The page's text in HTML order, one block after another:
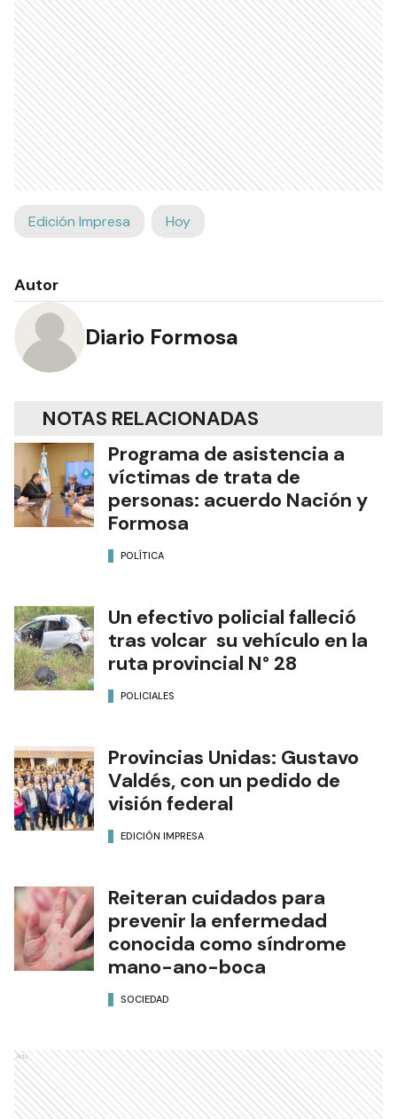
Edición Impresa Hoy
Autor
Diario Formosa
NOTAS RELACIONADAS
Programa de asistencia a
víctimas de trata de
personas: acuerdo Nación y
Formosa
POLÍTICA
Un efectivo policial falleció
tras volcar su vehículo en la
ruta provincial N° 28
POLICIALES
Provincias Unidas: Gustavo
Valdés, con un pedido de
visión federal
EDICIÓN IMPRESA
Reiteran cuidados para
prevenir la enfermedad
conocida como síndrome
mano-ano-boca
SOCIEDAD
Ads